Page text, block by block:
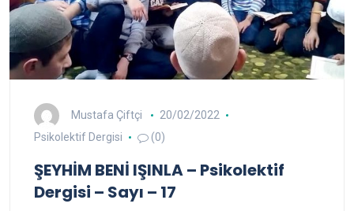
Mustafa Çiftçi
20/02/2022
Psikolektif Dergisi
(0)
ŞEYHİM BENİ IŞINLA – Psikolektif
Dergisi – Sayı – 17